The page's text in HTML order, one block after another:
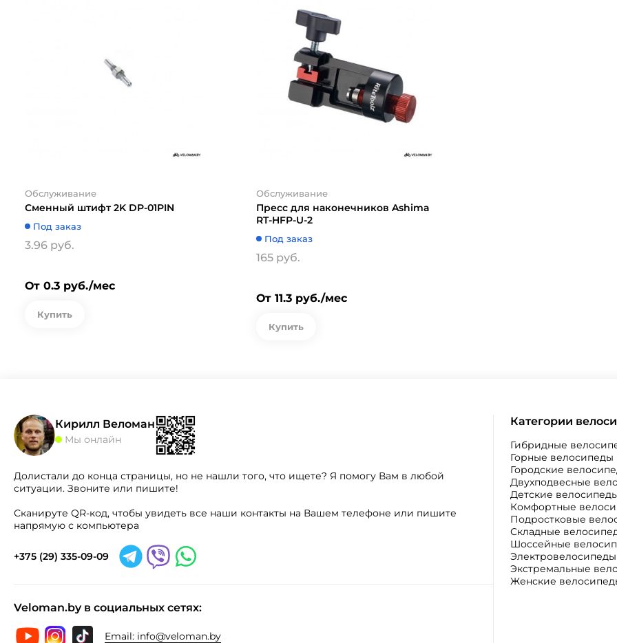
Обслуживание
Сменный штифт 2K DP-01PIN
Под заказ
3.96 руб.
От 0.3 руб./мес
Купить
Обслуживание
Пресс для наконечников Ashima
RT-HFP-U-2
Под заказ
165 руб.
От 11.3 руб./мес
Купить
Кирилл Веломан
Мы онлайн
Долистали до конца страницы, но не нашли того, что ищете? Я помогу Вам в любой
ситуации. Звоните или пишите!
Сканируте QR-код, чтобы увидеть все наши контакты на Вашем телефоне или пишите
напрямую с компьютера
+375 (29) 335-09-09
Veloman.by в социальных сетях:
Email: info@veloman.by
Категории
Гибридные
Горные велосипеды
Городские
Двухподвесные
Детские
Комфортные
Подростковые
Складные
Шоссейные
Электровелосипеды
Экстремальные
Женские